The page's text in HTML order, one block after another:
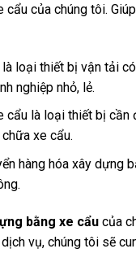
của chúng tôi.
loại thiết bị vận tải
nghiệp nhỏ, lẻ.
cẩu là loại thiết bị cần
xe cẩu.
hàng hóa xây dựng
bằng xe cẩu của
vụ, chúng tôi sẽ